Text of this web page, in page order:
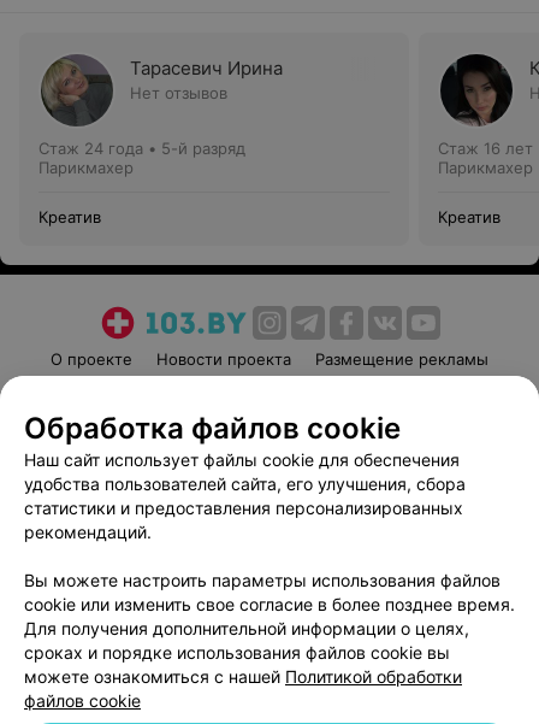
Тарасевич Ирина
Нет отзывов
Стаж 24 года • 5-й разряд
Парикмахер
Креатив
Стаж 16 лет
Парикмахер
Креатив
О проекте Новости проекта
Размещение рекламы
Пользовательское соглашение
Способы оплаты
Вакансии
Партнеры
Написать руководителю 103.by
Обработка персональных данных
Обработка файлов cookie
Наш сайт использует файлы cookie для обеспечения
удобства пользователей сайта, его улучшения, сбора
статистики и предоставления персонализированных
рекомендаций.
Вы можете настроить параметры использования файлов
cookie или изменить свое согласие в более позднее время.
Для получения дополнительной информации о целях,
сроках и порядке использования файлов cookie вы
можете ознакомиться с нашей Политикой обработки
файлов cookie